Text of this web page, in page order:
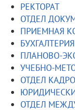
РЕКТОРАТ
ОТДЕЛ
ПРИЕМНАЯ
БУХГАЛТЕРИЯ
ПЛАНОВО-
УЧЕБНО-
ОТДЕЛ
ОТДЕЛ